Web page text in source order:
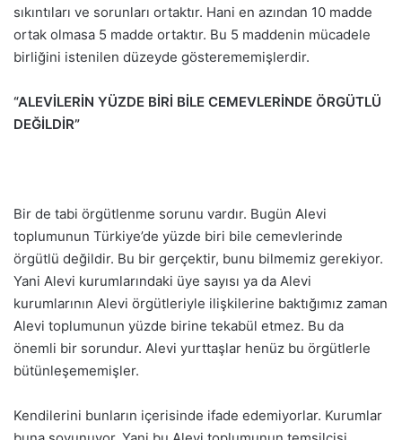
sıkıntıları ve sorunları ortaktır. Hani en azından 10 madde
ortak olmasa 5 madde ortaktır. Bu 5 maddenin mücadele
birliğini istenilen düzeyde gösterememişlerdir.
“ALEVİLERİN YÜZDE BİRİ BİLE CEMEVLERİNDE ÖRGÜTLÜ
DEĞİLDİR”
Bir de tabi örgütlenme sorunu vardır. Bugün Alevi
toplumunun Türkiye’de yüzde biri bile cemevlerinde
örgütlü değildir. Bu bir gerçektir, bunu bilmemiz gerekiyor.
Yani Alevi kurumlarındaki üye sayısı ya da Alevi
kurumlarının Alevi örgütleriyle ilişkilerine baktığımız zaman
Alevi toplumunun yüzde birine tekabül etmez. Bu da
önemli bir sorundur. Alevi yurttaşlar henüz bu örgütlerle
bütünleşememişler.
Kendilerini bunların içerisinde ifade edemiyorlar. Kurumlar